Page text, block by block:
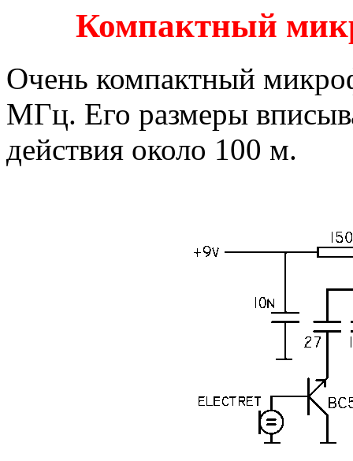
Компактный
Очень компактный
МГц. Его размеры
действия около 100 м.